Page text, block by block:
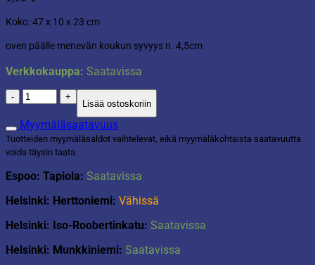
Koko: 47 x 10 x 23 cm
oven päälle menevän koukun syvyys n. 4,5cm
Verkkokauppa: Saatavissa
Oven
yli-
naulakko
matta
valkoinen
määrä
Lisää ostoskoriin
Myymäläsaatavuus
Tuotteiden myymäläsaldot vaihtelevat, eikä myymäläkohtaista saatavuutta
voida täysin taata.
Espoo: Tapiola: Saatavissa
Helsinki: Herttoniemi: Vähissä
Helsinki: Iso-Roobertinkatu: Saatavissa
Helsinki: Munkkiniemi: Saatavissa